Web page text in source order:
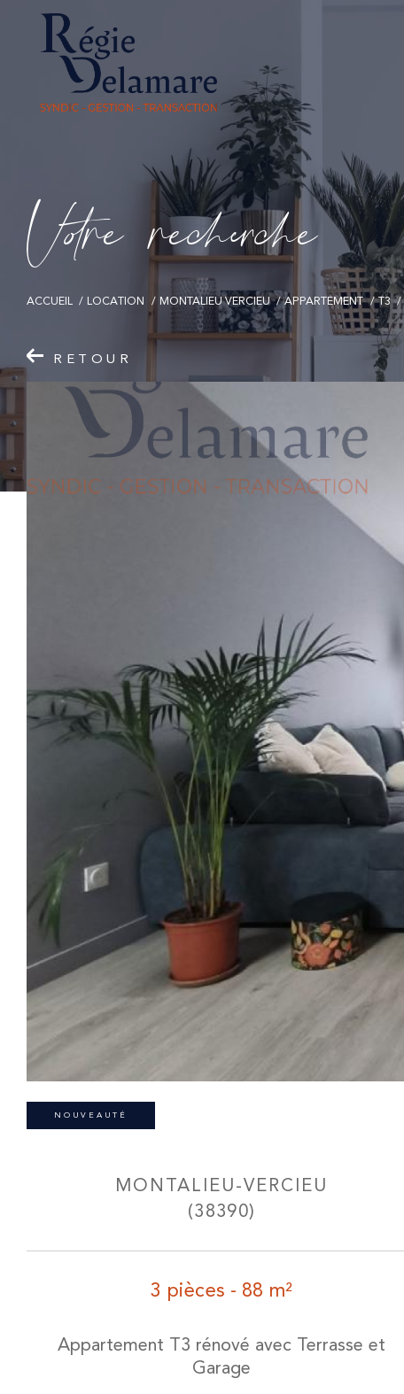
Vore recece
ACCUEIL LOCATION MONTALIEU VERCIEU APPARTEMENT T3
RETOUR
NOUVEAUTÉ
MONTALIEU-VERCIEU
(38390)
3 pièces - 88 m²
Appartement T3 rénové avec Terrasse et
Garage